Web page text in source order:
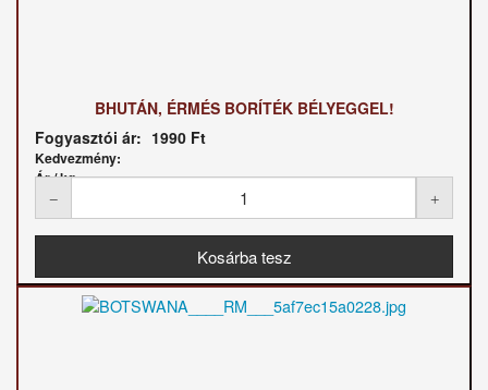
BHUTÁN, ÉRMÉS BORÍTÉK BÉLYEGGEL!
Fogyasztói ár: 1990 Ft
Kedvezmény:
Ár / kg: